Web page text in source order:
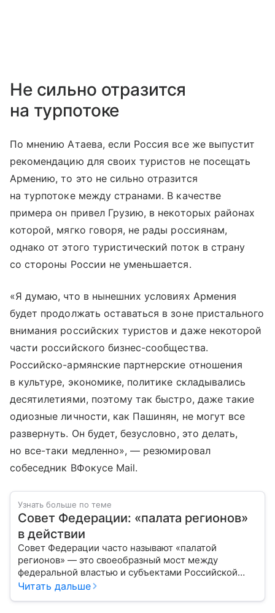
Не сильно отразится
на турпотоке
По мнению Атаева, если Россия все же выпустит
рекомендацию для своих туристов не посещать
Армению, то это не сильно отразится
на турпотоке между странами. В качестве
примера он привел Грузию, в некоторых районах
которой, мягко говоря, не рады россиянам,
однако от этого туристический поток в страну
со стороны России не уменьшается.
«Я думаю, что в нынешних условиях Армения
будет продолжать оставаться в зоне пристального
внимания российских туристов и даже некоторой
части российского бизнес-сообщества.
Российско-армянские партнерские отношения
в культуре, экономике, политике складывались
десятилетиями, поэтому так быстро, даже такие
одиозные личности, как Пашинян, не могут все
развернуть. Он будет, безусловно, это делать,
но все-таки медленно», — резюмировал
собеседник ВФокусе Mail.
Узнать больше по теме
Совет Федерации: «палата регионов»
в действии
Совет Федерации часто называют «палатой
регионов» — это своеобразный мост между
федеральной властью и субъектами Российской
Федерации. Если Государственная Дума выражает
Читать дальше